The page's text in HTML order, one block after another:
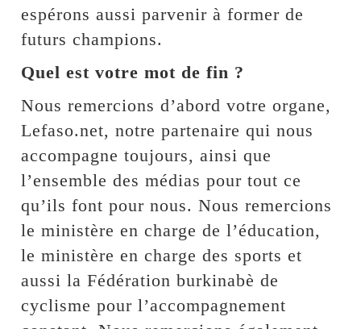
espérons aussi parvenir à former de
futurs champions.
Quel est votre mot de fin ?
Nous remercions d’abord votre organe,
Lefaso.net, notre partenaire qui nous
accompagne toujours, ainsi que
l’ensemble des médias pour tout ce
qu’ils font pour nous. Nous remercions
le ministère en charge de l’éducation,
le ministère en charge des sports et
aussi la Fédération burkinabè de
cyclisme pour l’accompagnement